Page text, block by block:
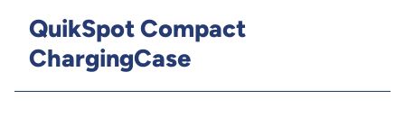
InnLED
PG3 NEO
Vermieter
Kontakt
QuikSpot Compact
ChargingCase